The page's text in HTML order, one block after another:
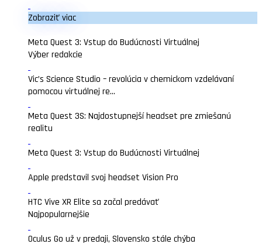
Zobraziť viac
Meta Quest 3: Vstup do Budúcnosti Virtuálnej
Výber redakcie
Vic’s Science Studio – revolúcia v chemickom vzdelávaní
pomocou virtuálnej re...
Meta Quest 3S: Najdostupnejší headset pre zmiešanú
realitu
Meta Quest 3: Vstup do Budúcnosti Virtuálnej
Apple predstavil svoj headset Vision Pro
HTC Vive XR Elite sa začal predávať
Najpopularnejšie
Oculus Go už v predaji, Slovensko stále chýba